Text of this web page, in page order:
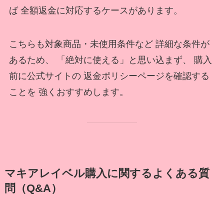
ば 全額返金に対応するケースがあります。
こちらも対象商品・未使用条件など 詳細な条件が
あるため、 「絶対に使える」と思い込まず、 購入
前に公式サイトの 返金ポリシーページを確認する
ことを 強くおすすめします。
マキアレイベル購入に関するよくある質
問（Q&A）